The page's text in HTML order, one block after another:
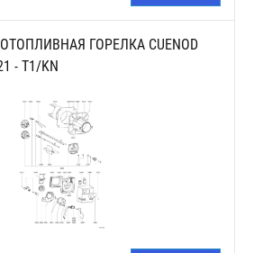
ЦЕНУ
ГОРЕЛКА CUENOD
- T1/KN